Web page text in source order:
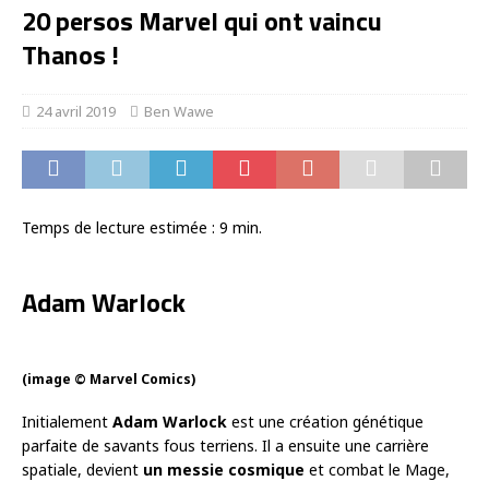
20 persos Marvel qui ont vaincu
Thanos !
24 avril 2019 Ben Wawe
Temps de lecture estimée : 9 min.
Adam Warlock
(image © Marvel Comics)
Initialement Adam Warlock est une création génétique
parfaite de savants fous terriens. Il a ensuite une carrière
spatiale, devient un messie cosmique et combat le Mage,